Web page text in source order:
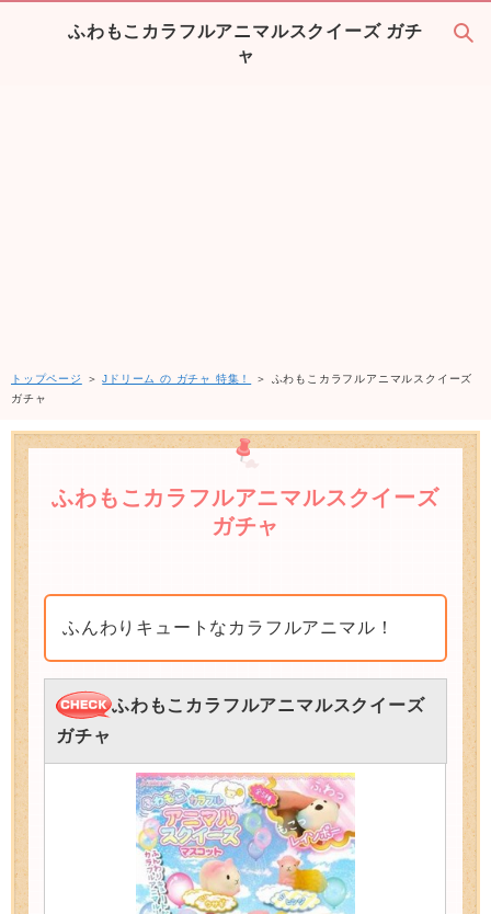
ふわもこカラフルアニマルスクイーズ ガチ
ャ
トップページ ＞Jドリーム の ガチャ 特集！
＞ ふわもこカラフルアニマルスクイーズ
ガチャ
ふわもこカラフルアニマルスクイーズ
ガチャ
ふんわりキュートなカラフルアニマル！
ふわもこカラフルアニマルスクイーズ
ガチャ